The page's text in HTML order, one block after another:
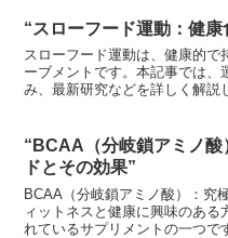
“スローフード運動：健
スローフード運動は、健康的で
ーブメントです。本記事では、
み、最新研究などを詳しく解説
“BCAA（分岐鎖アミノ酸
ドとその効果”
BCAA（分岐鎖アミノ酸）：究
ィットネスと健康に興味のあ
れているサプリメントの一つで